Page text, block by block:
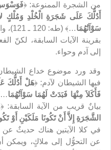
من الشجرة الممنوعة: ﴿فَوَسْوَسَ
أَدُلُّكَ عَلَى شَجَرَةِ الْخُلْدِ وَمُلْكٍ
سَوْآتُهُمَا
…﴾
بقرينة الآيات السابقة، لكنّ
إلى آدم وحواء.
وقد ورد موضوع خداع
فيها الشيطان لآدم: ﴿هَلْ أَدُلُّكَ
فَأَكَلاَ مِنْهَا فَبَدَتْ لَهُمَا سَوْآتُهُمَا
بيانٌ قريب من الآية السابقة: ﴿
الشَّجَرَةِ إِلاَّ أَنْ تَكُونَا مَلَكَيْنِ أَوْ
في كلا الآيتين هناك حديثٌ عن
عن التحوُّل إلى ملاكٍ،